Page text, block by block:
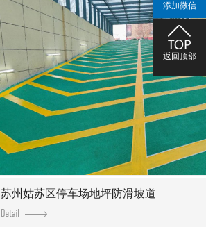
苏州姑苏区停车场地坪防滑坡道
添加微信
返回顶部